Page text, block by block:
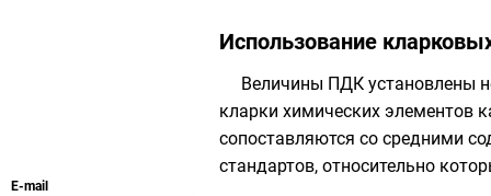
Использование
Величины ПДК установлены
кларки химических элементов
сопоставляются со средними
стандартов, относительно